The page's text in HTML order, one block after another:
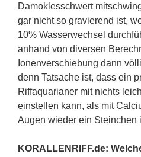
Damoklesschwert
gar nicht so gravierend ist,
10% Wasserwechsel
anhand von diversen
Ionenverschiebung dann
denn Tatsache ist, dass ein
Riffaquarianer mit nichts
einstellen kann, als mit
Augen wieder ein Steinchen
KORALLENRIFF.de: